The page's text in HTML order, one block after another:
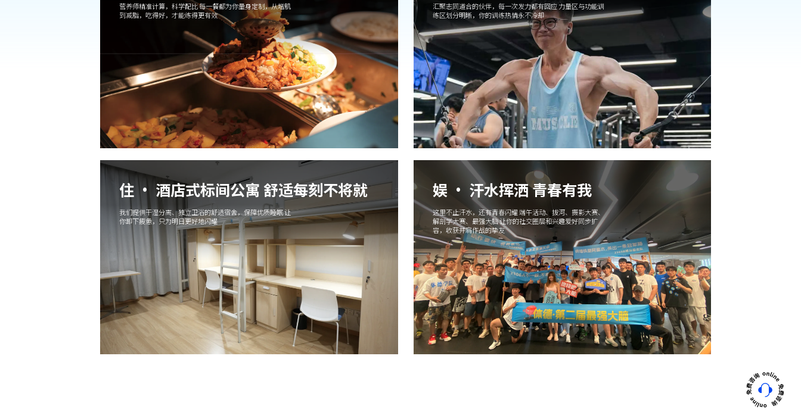
营养师精准计算，科学配比 每一餐都为你量身定制，从增肌
到减脂，吃得好，才能练得更有效
汇聚志同道合的伙伴，每一次发力都有回应 力量区与功能训
练区划分明晰，你的训练热情永不冷却
住 · 酒店式标间公寓 舒适每刻不将就
我们提供干湿分离、独立卫浴的舒适宿舍，保障优质睡眠 让
你卸下疲惫，只为明日更好地闪耀
娱 · 汗水挥洒 青春有我
这里不止汗水，还有青春闪耀 端午活动、拔河、摄影大赛、
解剖学大赛、最强大脑 让你的社交圈层和兴趣爱好同步扩
容，收获并肩作战的挚友